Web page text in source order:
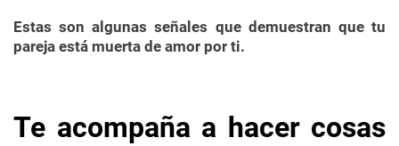
Estas son algunas señales que demuestran que tu
pareja está muerta de amor por ti.
Te acompaña a hacer cosas